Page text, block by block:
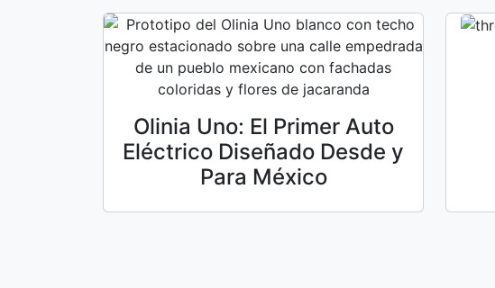
Olinia Uno: El Primer Auto
Eléctrico Diseñado Desde y
Para México